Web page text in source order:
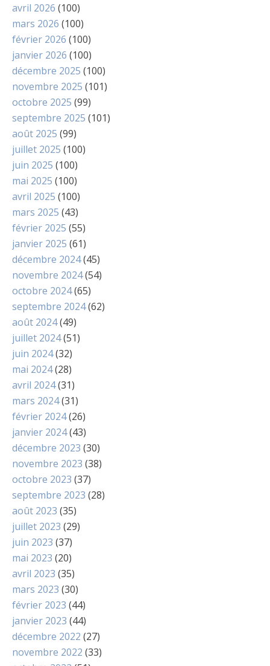
avril 2026 (100)
mars 2026 (100)
février 2026 (100)
janvier 2026 (100)
décembre 2025 (100)
novembre 2025 (101)
octobre 2025 (99)
septembre 2025 (101)
août 2025 (99)
juillet 2025 (100)
juin 2025 (100)
mai 2025 (100)
avril 2025 (100)
mars 2025 (43)
février 2025 (55)
janvier 2025 (61)
décembre 2024(45)
novembre 2024(54)
octobre 2024(65)
septembre 2024(62)
août 2024(49)
juillet 2024(51)
juin 2024(32)
mai 2024(28)
avril 2024(31)
mars 2024(31)
février 2024(26)
janvier 2024(43)
décembre 2023 (30)
novembre 2023 (38)
octobre 2023 (37)
septembre 2023 (28)
août 2023 (35)
juillet 2023 (29)
juin 2023 (37)
mai 2023 (20)
avril 2023 (35)
mars 2023 (30)
février 2023 (44)
janvier 2023 (44)
décembre 2022 (27)
novembre 2022 (33)